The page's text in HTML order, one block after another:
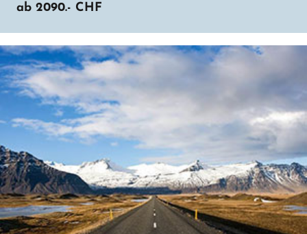
ab 2090.- CHF